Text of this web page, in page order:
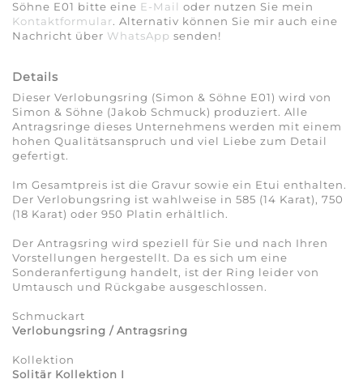
Söhne E01 bitte eine E-Mail oder nutzen Sie mein
Kontaktformular. Alternativ können Sie mir auch eine
Nachricht über WhatsApp senden!
Details
Dieser Verlobungsring (Simon & Söhne E01) wird von
Simon & Söhne (Jakob Schmuck) produziert. Alle
Antragsringe dieses Unternehmens werden mit einem
hohen Qualitätsanspruch und viel Liebe zum Detail
gefertigt.
Im Gesamtpreis ist die Gravur sowie ein Etui enthalten.
Der Verlobungsring ist wahlweise in 585 (14 Karat), 750
(18 Karat) oder 950 Platin erhältlich.
Der Antragsring wird speziell für Sie und nach Ihren
Vorstellungen hergestellt. Da es sich um eine
Sonderanfertigung handelt, ist der Ring leider von
Umtausch und Rückgabe ausgeschlossen.
Schmuckart
Verlobungsring / Antragsring
Kollektion
Solitär Kollektion I